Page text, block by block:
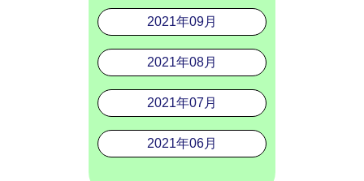
2021年09月
2021年08月
2021年07月
2021年06月